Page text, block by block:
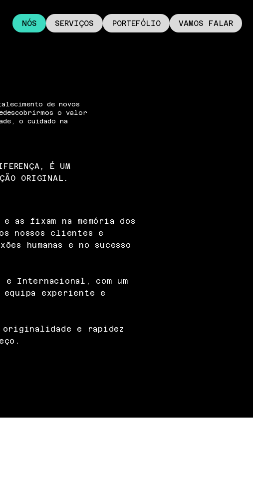
NÓS SERVIÇOS PORTEFÓLIO VAMOS FALAR
de novos
o valor
o cuidado na
É UM
ORIGINAL.
as fixam na memória dos
nossos clientes e
humanas e no sucesso
e Internacional, com um
equipa experiente e
originalidade e rapidez